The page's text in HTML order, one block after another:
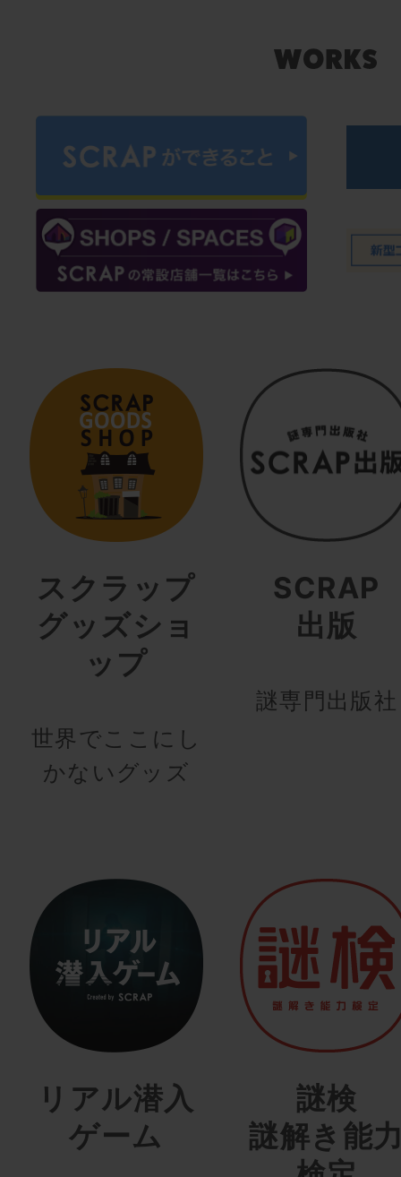
スクラップ
グッズショ
ップ
世界でここにし
かないグッズ
SCRAP
出版
謎専門出版社
リアル潜入
ゲーム
謎検
謎解き能